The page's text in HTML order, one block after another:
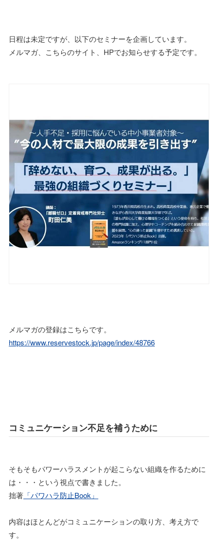
日程は未定ですが、以下のセミナーを企画しています。
メルマガ、こちらのサイト、HPでお知らせする予定です。
メルマガの登録はこちらです。
https://www.reservestock.jp/page/index/48766
コミュニケーション不足を補うために
そもそもパワーハラスメントが起こらない組織を作るために
は・・・という視点で書きました。
拙著 「パワハラ防止Book」
内容はほとんどがコミュニケーションの取り方、考え方で
す。